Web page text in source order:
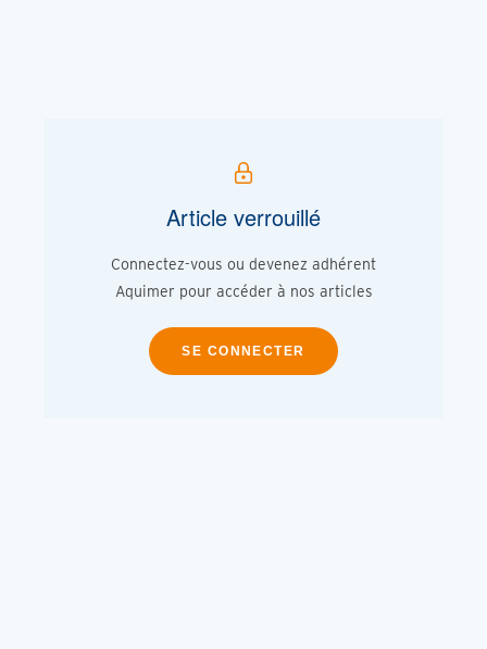
Article verrouillé
Connectez-vous ou devenez adhérent
Aquimer pour accéder à nos articles
SE CONNECTER